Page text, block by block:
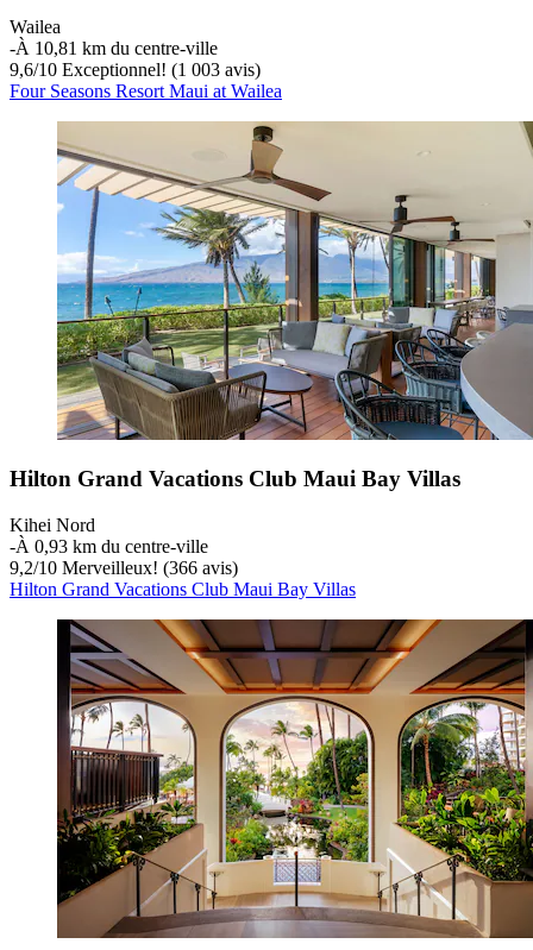
Wailea
‐À 10,81 km du centre-ville
9,6/10 Exceptionnel! (1 003 avis)
Four Seasons Resort Maui at Wailea
Hilton Grand Vacations Club Maui Bay Villas
Kihei Nord
‐À 0,93 km du centre-ville
9,2/10 Merveilleux! (366 avis)
Hilton Grand Vacations Club Maui Bay Villas